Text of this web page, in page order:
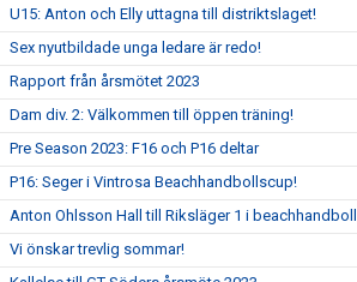
U15: Anton och Elly uttagna till distriktslaget!
Sex nyutbildade unga ledare är redo!
Rapport från årsmötet 2023
Dam div. 2: Välkommen till öppen träning!
Pre Season 2023: F16 och P16 deltar
P16: Seger i Vintrosa Beachhandbollscup!
Anton Ohlsson Hall till Riksläger 1 i beachhandboll
Vi önskar trevlig sommar!